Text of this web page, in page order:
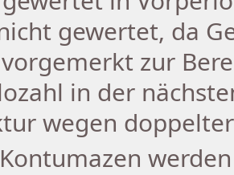
gewertet, da
vorgemerkt zur
in der
wegen
Kontumazen